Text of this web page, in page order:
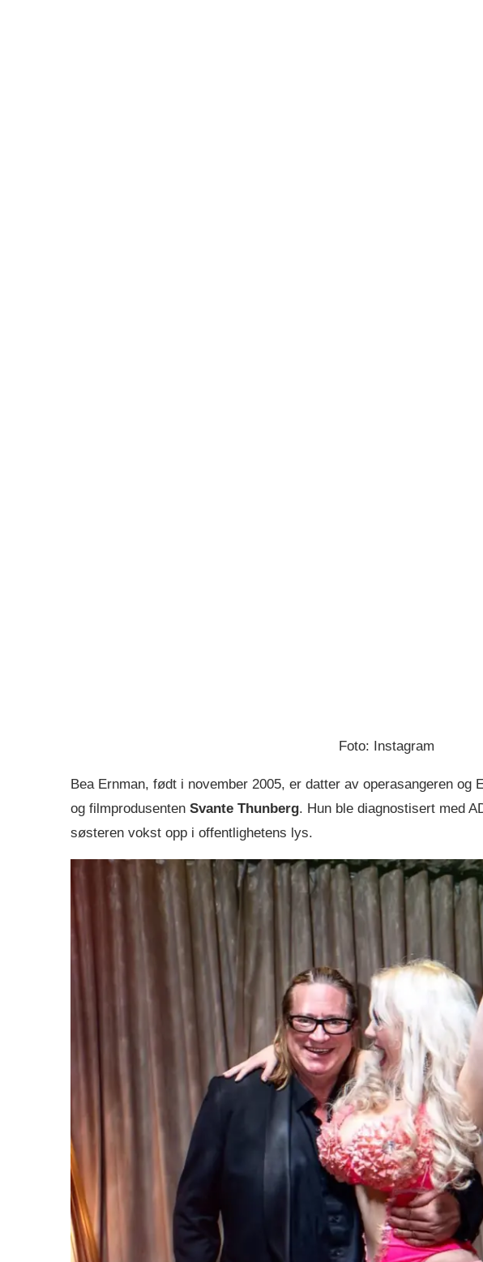
Foto: Instagram
Bea Ernman, født i november 2005, er datter av operasangeren og
og filmprodusenten Svante Thunberg. Hun ble diagnostisert med
søsteren vokst opp i offentlighetens lys.